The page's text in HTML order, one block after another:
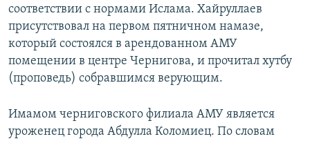
соответствии с нормами Ислама. Хайруллаев
присутствовал на первом пятничном намазе,
который состоялся в арендованном АМУ
помещении в центре Чернигова, и прочитал хутбу
(проповедь) собравшимся верующим.
Имамом черниговского филиала АМУ является
уроженец города Абдулла Коломиец. По словам